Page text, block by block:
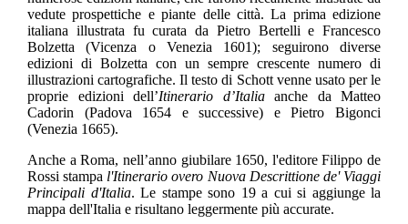
vedute prospettiche e piante delle città. La prima edizione
italiana illustrata fu curata da Pietro Bertelli e Francesco
Bolzetta (Vicenza o Venezia 1601); seguirono diverse
edizioni di Bolzetta con un sempre crescente numero di
illustrazioni cartografiche. Il testo di Schott venne usato per le
proprie edizioni dell’Itinerario d’Italia anche da Matteo
Cadorin (Padova 1654 e successive) e Pietro Bigonci
(Venezia 1665).
Anche a Roma, nell’anno giubilare 1650, l'editore Filippo de
Rossi stampa l'Itinerario overo Nuova Descrittione de' Viaggi
Principali d'Italia. Le stampe sono 19 a cui si aggiunge la
mappa dell'Italia e risultano leggermente più accurate.